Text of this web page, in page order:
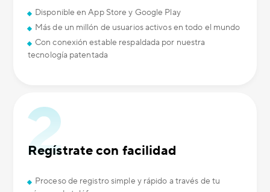
Disponible en App Store y Google Play
Más de un millón de usuarios activos en todo el mundo
Con conexión estable respaldada por nuestra
tecnología patentada
Regístrate con facilidad
Proceso de registro simple y rápido a través de tu